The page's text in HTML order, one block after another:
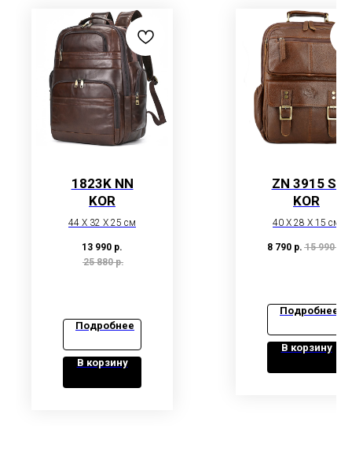
1823K NN
KOR
44 X 32 X 25 см
13 990 р.
25 880 р.
Подробнее
В корзину
ZN 3915 S-
KOR
40 X 28 X 15 см
8 790 р. 15 990
Подробнее
В корзину